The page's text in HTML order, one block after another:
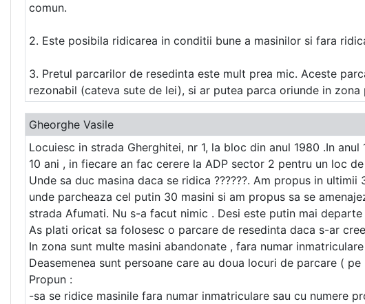
comun.
2. Este posibila ridicarea in conditii bune a masinilor si fara
3. Pretul parcarilor de resedinta este mult prea mic. Aceste
rezonabil (cateva sute de lei), si ar putea parca oriunde in zona
Gheorghe Vasile
Locuiesc in strada Gherghitei, nr 1, la bloc din anul 1980 .In
10 ani , in fiecare an fac cerere la ADP sector 2 pentru un loc
Unde sa duc masina daca se ridica ??????. Am propus in
unde parcheaza cel putin 30 masini si am propus sa se
strada Afumati. Nu s-a facut nimic . Desi este putin mai
As plati oricat sa folosesc o parcare de resedinta daca s-ar
In zona sunt multe masini abandonate , fara numar
Deasemenea sunt persoane care au doua locuri de parcare (
Propun :
-sa se ridice masinile fara numar inmatriculare sau cu numere